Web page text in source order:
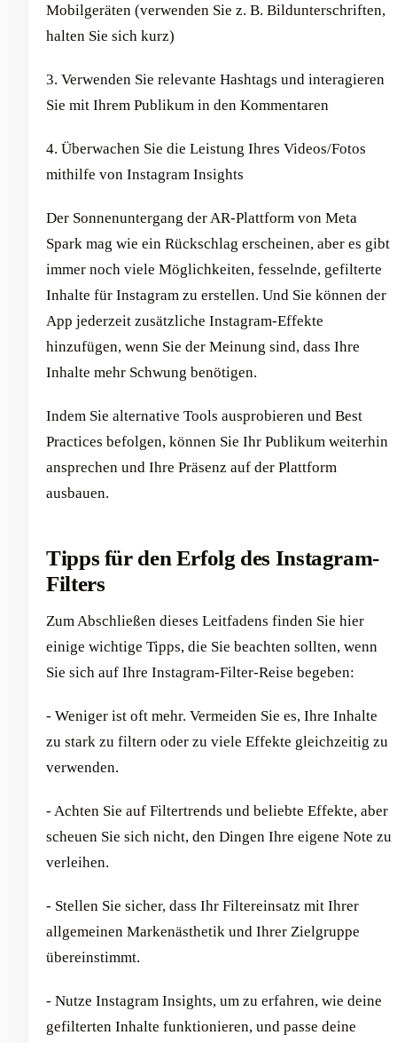
Mobilgeräten (verwenden Sie z. B. Bildunterschriften,
halten Sie sich kurz)
3. Verwenden Sie relevante Hashtags und interagieren
Sie mit Ihrem Publikum in den Kommentaren
4. Überwachen Sie die Leistung Ihres Videos/Fotos
mithilfe von Instagram Insights
Der Sonnenuntergang der AR-Plattform von Meta
Spark mag wie ein Rückschlag erscheinen, aber es gibt
immer noch viele Möglichkeiten, fesselnde, gefilterte
Inhalte für Instagram zu erstellen. Und Sie können der
App jederzeit zusätzliche Instagram-Effekte
hinzufügen, wenn Sie der Meinung sind, dass Ihre
Inhalte mehr Schwung benötigen.
Indem Sie alternative Tools ausprobieren und Best
Practices befolgen, können Sie Ihr Publikum weiterhin
ansprechen und Ihre Präsenz auf der Plattform
ausbauen.
Tipps für den Erfolg des Instagram-
Filters
Zum Abschließen dieses Leitfadens finden Sie hier
einige wichtige Tipps, die Sie beachten sollten, wenn
Sie sich auf Ihre Instagram-Filter-Reise begeben:
- Weniger ist oft mehr. Vermeiden Sie es, Ihre Inhalte
zu stark zu filtern oder zu viele Effekte gleichzeitig zu
verwenden.
- Achten Sie auf Filtertrends und beliebte Effekte, aber
scheuen Sie sich nicht, den Dingen Ihre eigene Note zu
verleihen.
- Stellen Sie sicher, dass Ihr Filtereinsatz mit Ihrer
allgemeinen Markenästhetik und Ihrer Zielgruppe
übereinstimmt.
- Nutze Instagram Insights, um zu erfahren, wie deine
gefilterten Inhalte funktionieren, und passe deine